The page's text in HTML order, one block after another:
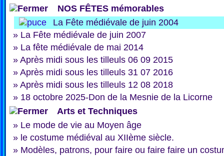
NOS FÊTES mémorables
La Fête médiévale de juin 2004
» La Fête médiévale de juin 2007
» La fête médiévale de mai 2014
» Après midi sous les tilleuls 06 09 2015
» Après midi sous les tilleuls 31 07 2016
» Après midi sous les tilleuls 12 08 2018
» 18 octobre 2025-Don de la Mesnie de la Licorne
Arts et Techniques
» Le mode de vie au Moyen âge
» le costume médiéval au XIIème siècle.
» Modèles, patrons, pour faire ou faire faire un